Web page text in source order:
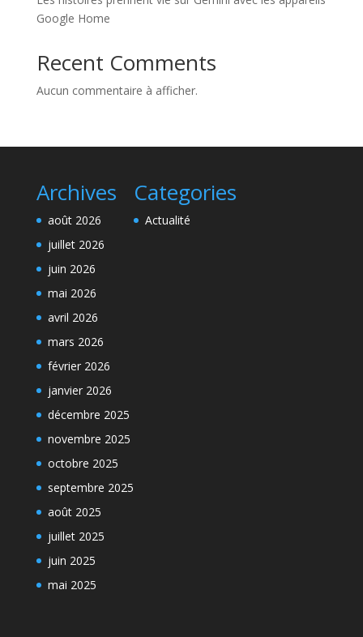
Google Home
Recent Comments
Aucun commentaire à afficher.
Archives
août 2026
juillet 2026
juin 2026
mai 2026
avril 2026
mars 2026
février 2026
janvier 2026
décembre 2025
novembre 2025
octobre 2025
septembre 2025
août 2025
juillet 2025
juin 2025
mai 2025
Categories
Actualité